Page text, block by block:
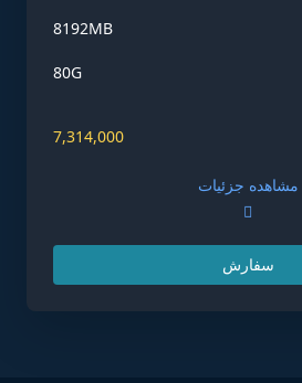
8192MB
80G
7,314,000
مشاهده جزئیات
سفارش